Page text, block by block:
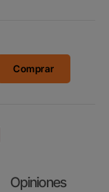
Comprar
Opiniones